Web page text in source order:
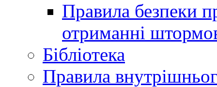
Правила безпеки
отриманні
Бібліотека
Правила